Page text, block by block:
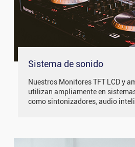
Sistema de sonido
Nuestros Monitores TFT LCD y
utilizan ampliamente en
como sintonizadores, audio